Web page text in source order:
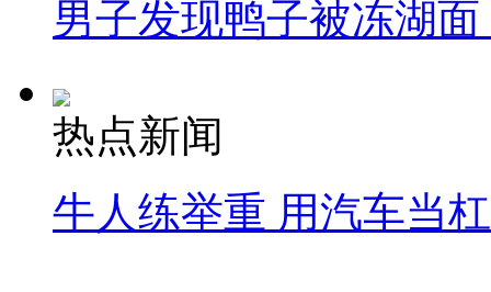
男子发现鸭子被冻湖
热点新闻
牛人练举重 用汽车当